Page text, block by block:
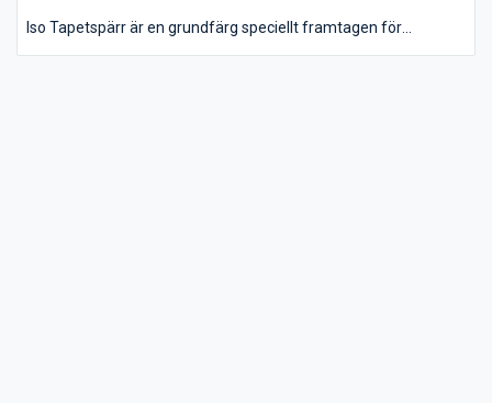
Iso Tapetspärr är en grundfärg speciellt framtagen för